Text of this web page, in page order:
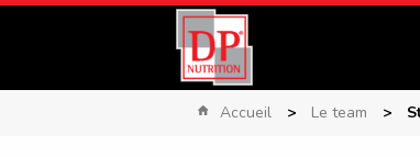
Accueil Le team